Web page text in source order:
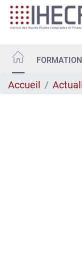
Aller
contenu
Accueil